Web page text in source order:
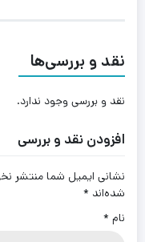
نقد و بررسی‌ها
نقد و بررسی وجود ندارد.
افزودن نقد و بررسی
نشانی ایمیل شما منتشر
شده‌اند *
نام *